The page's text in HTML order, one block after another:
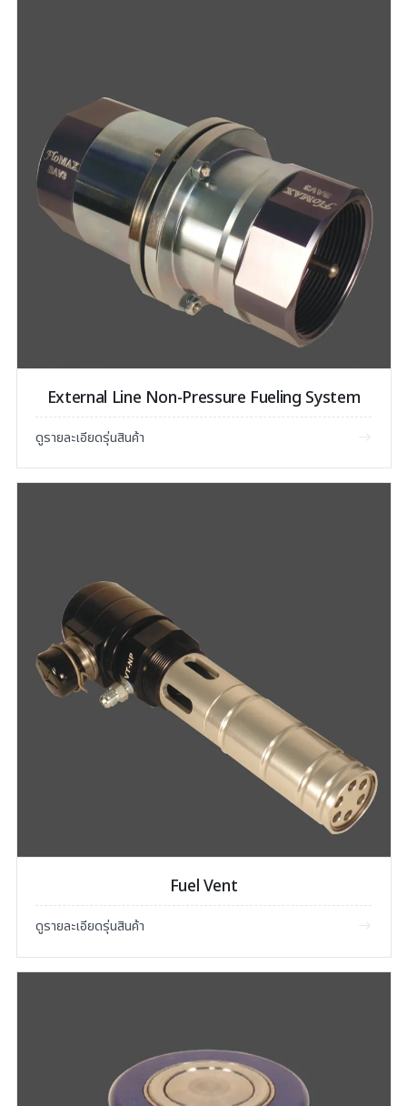
External Line Non-Pressure Fueling System
ดูรายละเอียดรุ่นสินค้า
Fuel Vent
ดูรายละเอียดรุ่นสินค้า